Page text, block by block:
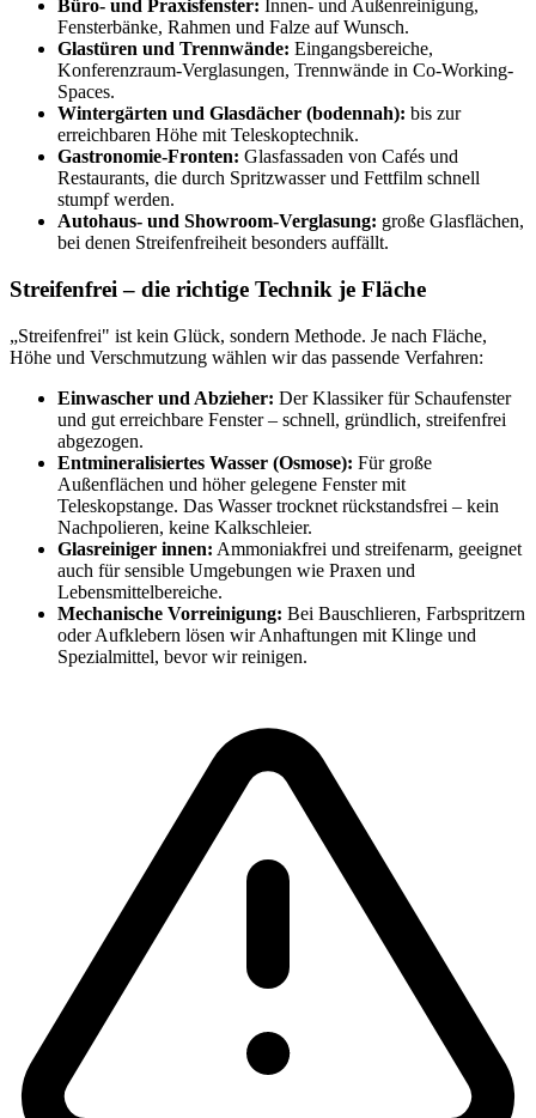
Büro- und Praxisfenster: Innen- und Außenreinigung,
Fensterbänke, Rahmen und Falze auf Wunsch.
Glastüren und Trennwände: Eingangsbereiche,
Konferenzraum-Verglasungen, Trennwände in Co-Working-
Spaces.
Wintergärten und Glasdächer (bodennah): bis zur
erreichbaren Höhe mit Teleskoptechnik.
Gastronomie-Fronten: Glasfassaden von Cafés und
Restaurants, die durch Spritzwasser und Fettfilm schnell
stumpf werden.
Autohaus- und Showroom-Verglasung: große Glasflächen,
bei denen Streifenfreiheit besonders auffällt.
Streifenfrei – die richtige Technik je Fläche
„Streifenfrei" ist kein Glück, sondern Methode. Je nach Fläche,
Höhe und Verschmutzung wählen wir das passende Verfahren:
Einwascher und Abzieher: Der Klassiker für Schaufenster
und gut erreichbare Fenster – schnell, gründlich, streifenfrei
abgezogen.
Entmineralisiertes Wasser (Osmose): Für große
Außenflächen und höher gelegene Fenster mit
Teleskopstange. Das Wasser trocknet rückstandsfrei – kein
Nachpolieren, keine Kalkschleier.
Glasreiniger innen: Ammoniakfrei und streifenarm, geeignet
auch für sensible Umgebungen wie Praxen und
Lebensmittelbereiche.
Mechanische Vorreinigung: Bei Bauschlieren, Farbspritzern
oder Aufklebern lösen wir Anhaftungen mit Klinge und
Spezialmittel, bevor wir reinigen.